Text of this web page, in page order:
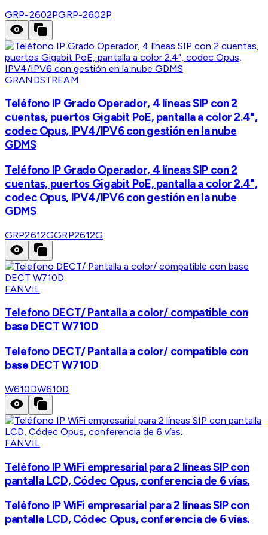
GRP-2602PGRP-2602P
GRANDSTREAM
Teléfono IP Grado Operador, 4 líneas SIP con 2
cuentas, puertos Gigabit PoE, pantalla a color 2.4",
codec Opus, IPV4/IPV6 con gestión en la nube
GDMS
Teléfono IP Grado Operador, 4 líneas SIP con 2
cuentas, puertos Gigabit PoE, pantalla a color 2.4",
codec Opus, IPV4/IPV6 con gestión en la nube
GDMS
GRP2612GGRP2612G
FANVIL
Telefono DECT/ Pantalla a color/ compatible con
base DECT W710D
Telefono DECT/ Pantalla a color/ compatible con
base DECT W710D
W610DW610D
FANVIL
Teléfono IP WiFi empresarial para 2 líneas SIP con
pantalla LCD, Códec Opus, conferencia de 6 vías.
Teléfono IP WiFi empresarial para 2 líneas SIP con
pantalla LCD, Códec Opus, conferencia de 6 vías.